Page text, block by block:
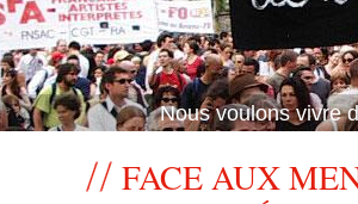
Nous voulons vivre
FACE AUX